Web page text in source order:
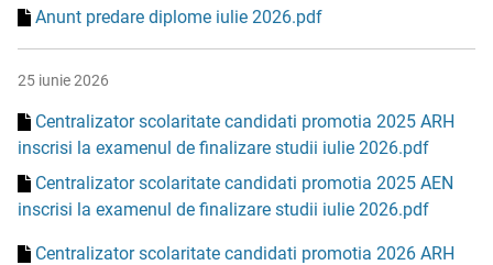
Anunt predare diplome iulie 2026.pdf
25 iunie 2026
Centralizator scolaritate candidati promotia 2025 ARH
inscrisi la examenul de finalizare studii iulie 2026.pdf
Centralizator scolaritate candidati promotia 2025 AEN
inscrisi la examenul de finalizare studii iulie 2026.pdf
Centralizator scolaritate candidati promotia 2026 ARH